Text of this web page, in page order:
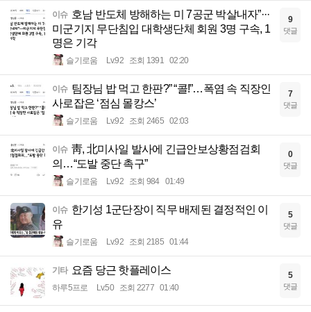
이슈 호남 반도체 방해하는 미 7공군 박살내자”···
미군기지 무단침입 대학생단체 회원 3명 구속, 1
명은 기각
슬기로움 Lv.92 조회 1391 02:20
9
댓글
이슈 팀장님 밥 먹고 한판?” “콜!”…폭염 속 직장인
사로잡은 ‘점심 몰캉스’
슬기로움 Lv.92 조회 2465 02:03
7
댓글
이슈 靑, 北미사일 발사에 긴급안보상황점검회
의…“도발 중단 촉구”
슬기로움 Lv.92 조회 984 01:49
0
댓글
이슈 한기성 1군단장이 직무 배제된 결정적인 이
유
슬기로움 Lv.92 조회 2185 01:44
5
댓글
기타 요즘 당근 핫플레이스
하루5프로 Lv.50 조회 2277 01:40
5
댓글